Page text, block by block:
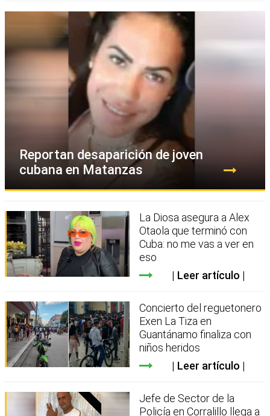
Reportan desaparición de joven
cubana en Matanzas
La Diosa asegura a Alex
Otaola que terminó con
Cuba: no me vas a ver en
eso
Leer artículo
Concierto del reguetonero
Exen La Tiza en
Guantánamo finaliza con
niños heridos
Leer artículo
Jefe de Sector de la
Policía en Corralillo llega a